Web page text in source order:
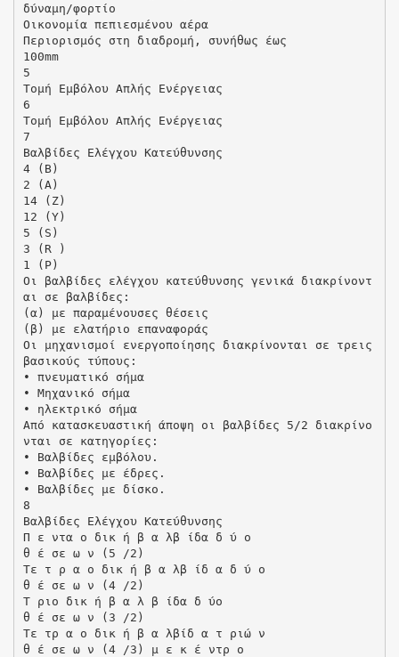
δύναµη/φορτίο
Οικονοµία πεπιεσµένου αέρα
Περιορισµός στη διαδροµή, συνήθως έως
100mm
5
Τοµή Εµβόλου Απλής Ενέργειας
6
Τοµή Εµβόλου Απλής Ενέργειας
7
Βαλβίδες Ελέγχου Κατεύθυνσης
4 (Β)
2 (Α)
14 (Ζ)
12 (Υ)
5 (S)
3 (R )
1 (P)
Οι βαλβίδες ελέγχου κατεύθυνσης γενικά διακρίνοντ
αι σε βαλβίδες:
(α) µε παραµένουσες θέσεις
(β) µε ελατήριο επαναφοράς
Οι µηχανισµοί ενεργοποίησης διακρίνονται σε τρεις
βασικούς τύπους:
• πνευµατικό σήµα
• Μηχανικό σήµα
• ηλεκτρικό σήµα
Από κατασκευαστική άποψη οι βαλβίδες 5/2 διακρίνο
νται σε κατηγορίες:
• Βαλβίδες εµβόλου.
• Βαλβίδες µε έδρες.
• Βαλβίδες µε δίσκο.
8
Βαλβίδες Ελέγχου Κατεύθυνσης
Π ε ντα ο δικ ή β α λβ ίδα δ ύ ο
θ έ σε ω ν (5 /2)
Τε τ ρ α ο δικ ή β α λβ ίδ α δ ύ ο
θ έ σε ω ν (4 /2)
Τ ριο δικ ή β α λ β ίδα δ ύο
θ έ σε ω ν (3 /2)
Τε τρ α ο δικ ή β α λβίδ α τ ριώ ν
θ έ σε ω ν (4 /3) µ ε κ έ ντρ ο